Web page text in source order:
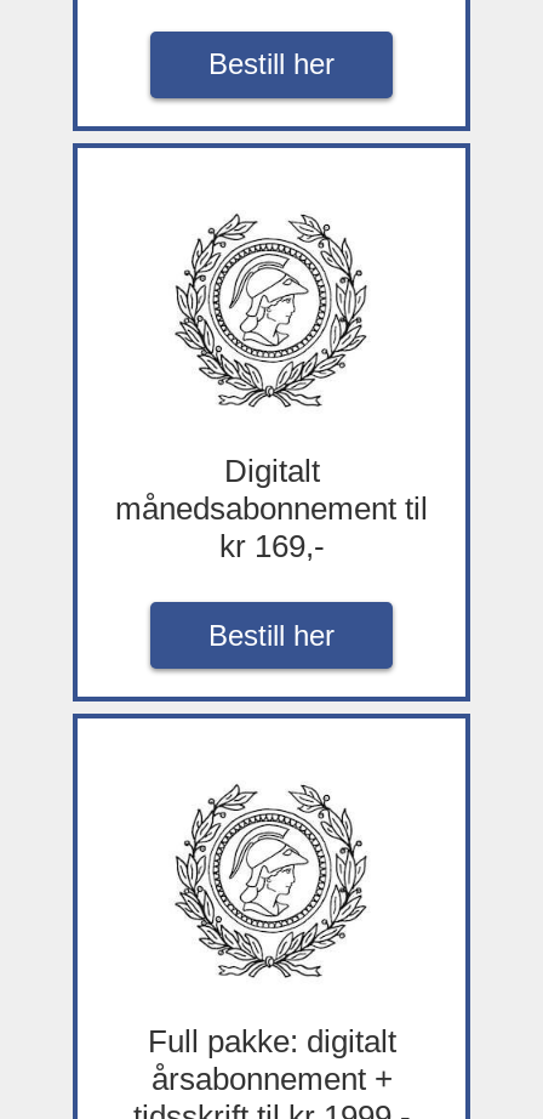
Bestill her
Digitalt
månedsabonnement til
kr 169,-
Bestill her
Full pakke: digitalt
årsabonnement +